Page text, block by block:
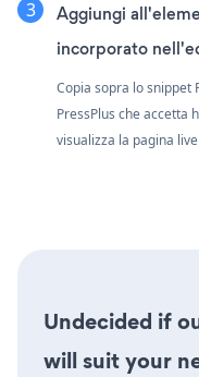
Aggiungi
incorporato
Copia sopra lo snippet
PressPlus che accetta
visualizza la pagina
Undecided if
will suit your